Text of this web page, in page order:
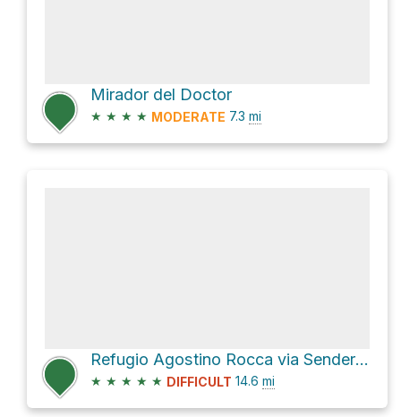
Mirador del Doctor
★ ★ ★ ★ MODERATE 7.3 mi
Refugio Agostino Rocca via Sendero Paso de las Nubes
★ ★ ★ ★ ★ DIFFICULT 14.6 mi